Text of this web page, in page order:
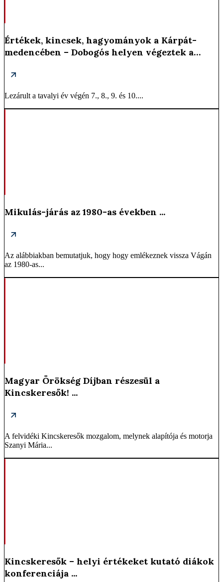
Értékek, kincsek, hagyományok a Kárpát-
medencében – Dobogós helyen végeztek a
vetélkedőjén ...
Lezárult a tavalyi év végén 7., 8., 9. és 10....
Mikulás-járás az 1980-as években ...
Az alábbiakban bemutatjuk, hogy hogy emlékeznek vissza Vágán
az 1980-as...
Magyar Örökség Díjban részesül a
Kincskeresők! ...
​A felvidéki Kincskeresők mozgalom, melynek alapítója és motorja
Szanyi Mária...
Kincskeresők – helyi értékeket kutató diákok
konferenciája ...